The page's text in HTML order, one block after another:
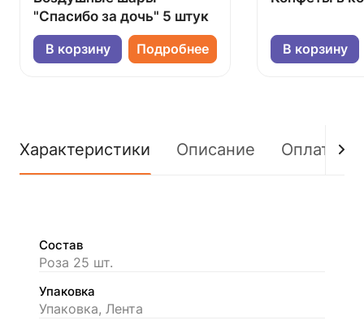
"Спасибо за дочь" 5 штук
В корзину Подробнее В корзину
Характеристики Описание Оплата
Состав
Роза 25 шт.
Упаковка
Упаковка, Лента